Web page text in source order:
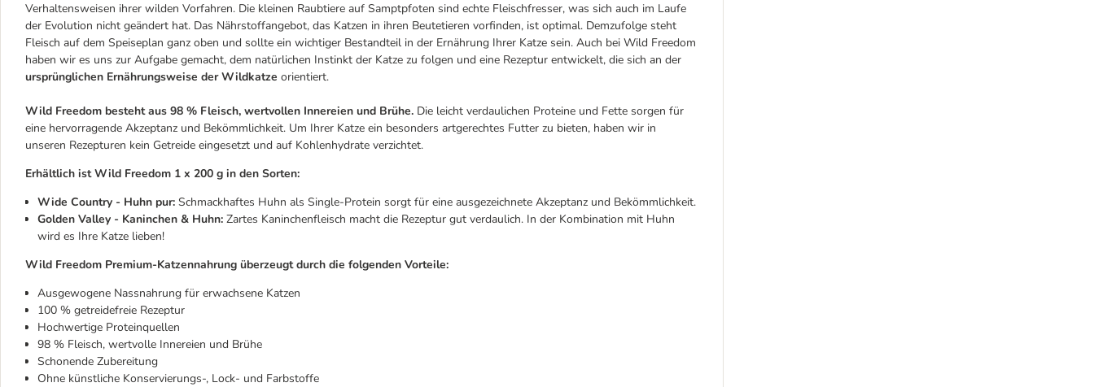
Verhaltensweisen ihrer wilden Vorfahren. Die kleinen Raubtiere auf Samptpfoten sind echte Fleischfresser, was sich auch im Laufe
der Evolution nicht geändert hat. Das Nährstoffangebot, das Katzen in ihren Beutetieren vorfinden, ist optimal. Demzufolge steht
Fleisch auf dem Speiseplan ganz oben und sollte ein wichtiger Bestandteil in der Ernährung Ihrer Katze sein. Auch bei Wild Freedom
haben wir es uns zur Aufgabe gemacht, dem natürlichen Instinkt der Katze zu folgen und eine Rezeptur entwickelt, die sich an der
ursprünglichen Ernährungsweise der Wildkatze orientiert.
Wild Freedom besteht aus 98 % Fleisch, wertvollen Innereien und Brühe. Die leicht verdaulichen Proteine und Fette sorgen für
eine hervorragende Akzeptanz und Bekömmlichkeit. Um Ihrer Katze ein besonders artgerechtes Futter zu bieten, haben wir in
unseren Rezepturen kein Getreide eingesetzt und auf Kohlenhydrate verzichtet.
Erhältlich ist Wild Freedom 1 x 200 g in den Sorten:
Wide Country - Huhn pur: Schmackhaftes Huhn als Single-Protein sorgt für eine ausgezeichnete Akzeptanz und Bekömmlichkeit.
Golden Valley - Kaninchen & Huhn: Zartes Kaninchenfleisch macht die Rezeptur gut verdaulich. In der Kombination mit Huhn
wird es Ihre Katze lieben!
Wild Freedom Premium-Katzennahrung überzeugt durch die folgenden Vorteile:
Ausgewogene Nassnahrung für erwachsene Katzen
100 % getreidefreie Rezeptur
Hochwertige Proteinquellen
98 % Fleisch, wertvolle Innereien und Brühe
Schonende Zubereitung
Ohne künstliche Konservierungs-, Lock- und Farbstoffe